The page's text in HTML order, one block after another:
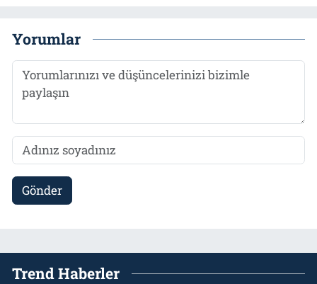
Yorumlar
Gönder
Trend Haberler